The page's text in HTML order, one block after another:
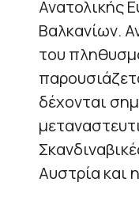
Ανατολικής
Βαλκανίων.
του
δέχονται
Αυστρία και